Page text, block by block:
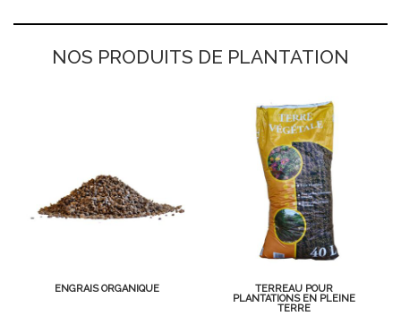
NOS PRODUITS DE PLANTATION
ENGRAIS ORGANIQUE
TERREAU POUR
PLANTATIONS EN PLEINE
TERRE